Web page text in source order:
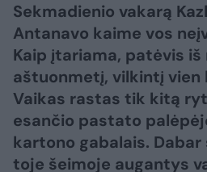
Sekmadienio vakarą
Antanavo kaime vos
Kaip įtariama, patėvis iš
aštuonmetį, vilkintį vien
Vaikas rastas tik kitą
esančio pastato
kartono gabalais.
toje šeimoje augantys